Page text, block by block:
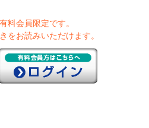
料会員限定です。
をお読みいただけます。